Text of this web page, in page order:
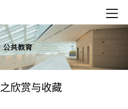
欣赏与收藏